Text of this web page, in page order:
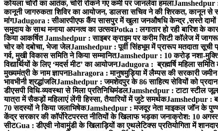
कोयला चोरों का आतंक, चोरी रोकने गए कर्मी पर जानलेवा हमलाJamshedpur
कानूनी जागरुकता शिविर का आयोजन, डालसा सचिव ने की शिरकत, कानून से
मांगJadugora : सीआरपीएफ कैंप सासपुर में खुला जनऔषधि केन्द्र ,सस्ते दामों में
समुदाय के साथ मनाया अपनत्व का उत्सवPotka : लगातार हो रही बारिश के
किया आकर्षितJamshedpur : साइबर क्राइम पर करीम सिटी कॉलेज में
चोर को दबोचा, भेजा जेलJamshedpur : पूर्वी सिंहभूम में प्रारूप मतदाता
गर्व, मुखी विकास समिति ने किया सम्मानितJamshedpur : 10 करोड़ नशा-
विद्यार्थियों के लिए ‘मदर्स मीट’ का आयोजनJadugora : ब्रह्मर्षि महिला
मुख्यमंत्री के नाम ज्ञापनBahragora : मानुषमुड़िया में लैम्पस की सरकारी
भावभीनी श्रद्धांजलिJamshedpur : जमशेदपुर के 86 साहित्य सेवियों को प्रदान
डीएसपी विधि-व्यवस्था से मिला प्रतिनिधिमंडलJamshedpur : टाटा स्टील
यात्रा में सैकड़ों महिलाएं लेंगी हिस्सा, तैयारियों में जुटे समर्थकJamshedpur :
70 सदस्यों ने किया जलाभिषेकJamshedpur : मजदूर नेता माइकल जॉन के
केंद्र सरकार की कॉर्पोरेटपरस्त नीतियों के खिलाफ भड़का जनाक्रोश: 10
सीटGua : डीएवी नोवामुंडी के खिलाड़ियों का एथलेटिक्स प्रतियोगिता में